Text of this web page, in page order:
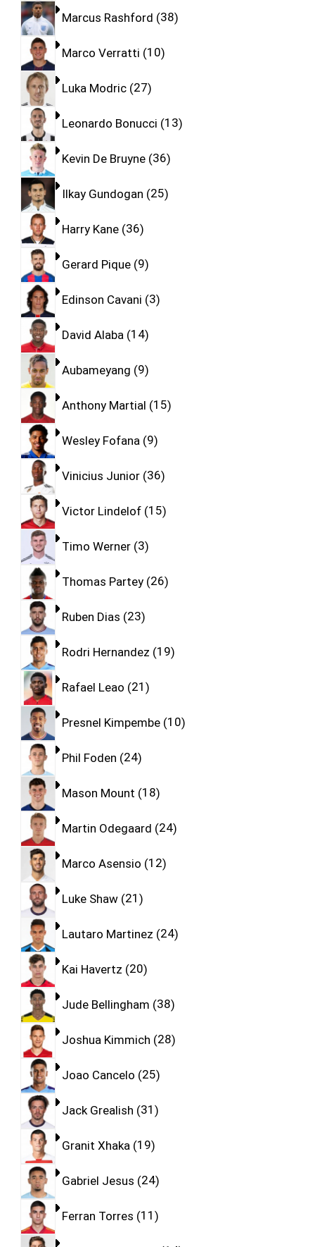
Marcus Rashford 38
Marco Verratti 10
Luka Modric 27
Leonardo Bonucci 13
Kevin De Bruyne 36
Ilkay Gundogan 25
Harry Kane 36
Gerard Pique 9
Edinson Cavani 3
David Alaba 14
Aubameyang 9
Anthony Martial 15
Wesley Fofana 9
Vinicius Junior 36
Victor Lindelof 15
Timo Werner 3
Thomas Partey 26
Ruben Dias 23
Rodri Hernandez 19
Rafael Leao 21
Presnel Kimpembe 10
Phil Foden 24
Mason Mount 18
Martin Odegaard 24
Marco Asensio 12
Luke Shaw 21
Lautaro Martinez 24
Kai Havertz 20
Jude Bellingham 38
Joshua Kimmich 28
Joao Cancelo 25
Jack Grealish 31
Granit Xhaka 19
Gabriel Jesus 24
Ferran Torres 11